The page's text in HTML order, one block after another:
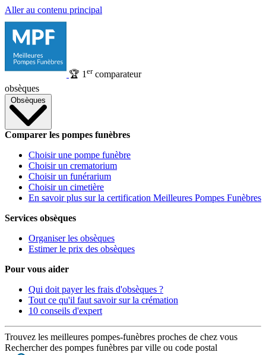
Aller au contenu principal
🏆 1 ercomparateur
obsèques
Obsèques
Comparer les pompes funèbres
Choisir une pompe funèbre
Choisir un crematorium
Choisir un funérarium
Choisir un cimetière
En savoir plus sur la certification Meilleures Pompes Funèbres
Services obsèques
Organiser les obsèques
Estimer le prix des obsèques
Pour vous aider
Qui doit payer les frais d'obsèques ?
Tout ce qu'il faut savoir sur la crémation
10 conseils d'expert
Trouvez les meilleures pompes-funèbres proches de chez vous
Rechercher des pompes funèbres par ville ou code postal